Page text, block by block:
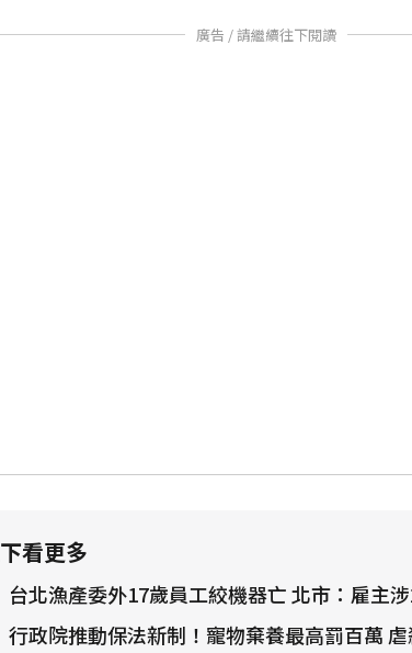
廣告 / 請繼續往下閱讀
看更多
台北漁產委外17歲員工絞機器亡 北市：雇主
行政院推動保法新制！寵物棄養最高罰百萬